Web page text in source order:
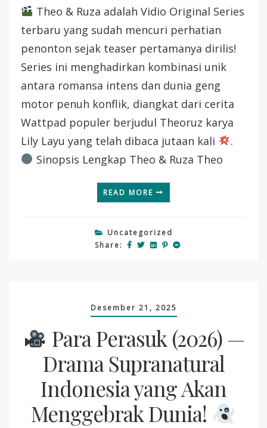
Theo
Ruza
—
Drama
Romantis
&
Aksi
Motor
Yang
Baper!
Theo & Ruza adalah Vidio Original Series
terbaru yang sudah mencuri perhatian
penonton sejak teaser pertamanya dirilis!
Series ini menghadirkan kombinasi unik
antara romansa intens dan dunia geng
motor penuh konflik, diangkat dari cerita
Wattpad populer berjudul Theoruz karya
Lily Layu yang telah dibaca jutaan kali
.
Sinopsis Lengkap Theo & Ruza Theo
READ MORE
Uncategorized
Share:
Desember 21, 2025
Para Perasuk (2026) —
Drama Supranatural
Indonesia yang Akan
Menggebrak Dunia!